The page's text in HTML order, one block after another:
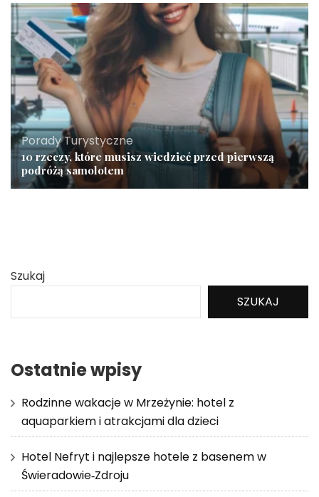
Porady Turystyczne
10 rzeczy, które musisz wiedzieć przed pierwszą
podróżą samolotem
Szukaj
SZUKAJ
Ostatnie wpisy
Rodzinne wakacje w Mrzeżynie: hotel z
aquaparkiem i atrakcjami dla dzieci
Hotel Nefryt i najlepsze hotele z basenem w
Świeradowie‑Zdroju